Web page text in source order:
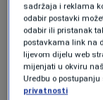
sadržaja i reklama
odabir postavki
odabir ili pristanak
postavkama link na
lijevom dijelu web
mijenjati u okviru
Uredbu o
privatnosti